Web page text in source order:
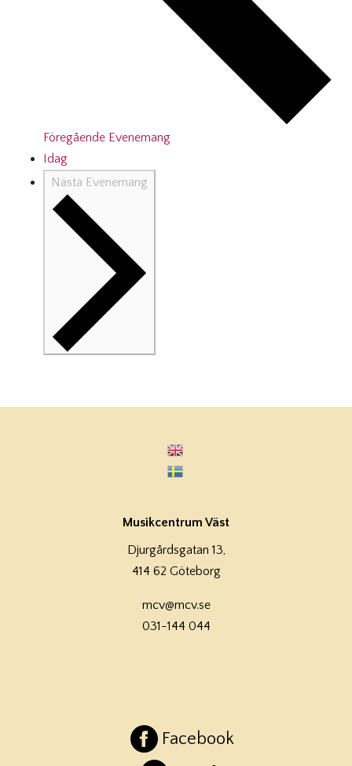
Föregående Evenemang
Idag
Nästa Evenemang
Musikcentrum Väst
Djurgårdsgatan 13,
414 62 Göteborg
mcv@mcv.se
031-144 044
Facebook